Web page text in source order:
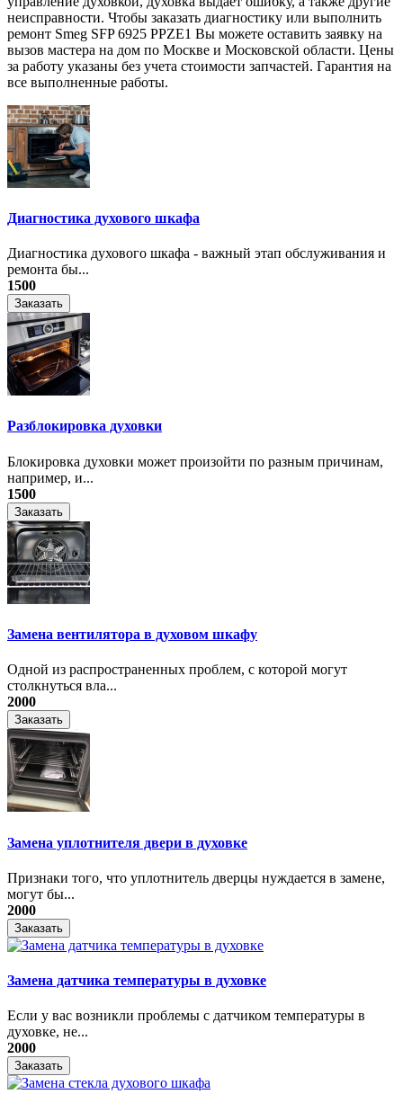
неисправности. Чтобы заказать диагностику или выполнить
ремонт Smeg SFP 6925 PPZE1 Вы можете оставить заявку на
вызов мастера на дом по Москве и Московской области. Цены
за работу указаны без учета стоимости запчастей. Гарантия на
все выполненные работы.
Диагностика духового шкафа
Диагностика духового шкафа - важный этап обслуживания и
ремонта бы...
1500
Заказать
Разблокировка духовки
Блокировка духовки может произойти по разным причинам,
например, и...
1500
Заказать
Замена вентилятора в духовом шкафу
Одной из распространенных проблем, с которой могут
столкнуться вла...
2000
Заказать
Замена уплотнителя двери в духовке
Признаки того, что уплотнитель дверцы нуждается в замене,
могут бы...
2000
Заказать
Замена датчика температуры в духовке
Если у вас возникли проблемы с датчиком температуры в
духовке, не...
2000
Заказать